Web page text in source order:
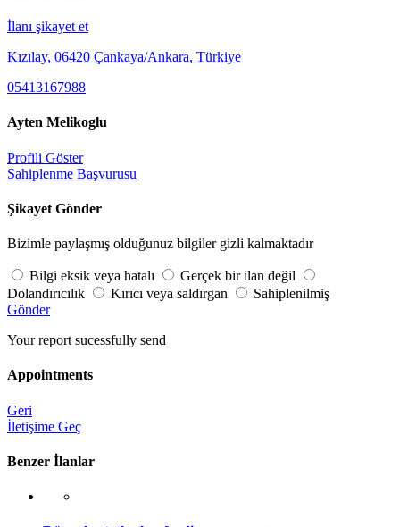
İlanı şikayet et
Kızılay, 06420 Çankaya/Ankara, Türkiye
05413167988
Ayten Melikoglu
Profili Göster
Sahiplenme Başvurusu
Şikayet Gönder
Bizimle paylaşmış olduğunuz bilgiler gizli kalmaktadır
Bilgi eksik veya hatalı
Gerçek bir ilan değil
Dolandırıcılık
Kırıcı veya saldırgan
Sahiplenilmiş
Gönder
Your report sucessfully send
Appointments
Geri
İletişime Geç
Benzer İlanlar